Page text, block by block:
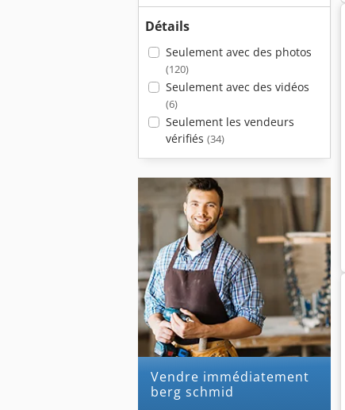
Détails
Seulement avec des photos
(120)
Seulement avec des vidéos
(6)
Seulement les vendeurs
vérifiés (34)
Vendre immédiatement
berg schmid